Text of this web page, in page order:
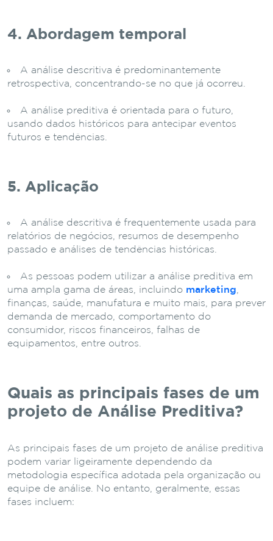
4. Abordagem temporal
A análise descritiva é predominantemente
retrospectiva, concentrando-se no que já ocorreu.
A análise preditiva é orientada para o futuro,
usando dados históricos para antecipar eventos
futuros e tendências.
5. Aplicação
A análise descritiva é frequentemente usada para
relatórios de negócios, resumos de desempenho
passado e análises de tendências históricas.
As pessoas podem utilizar a análise preditiva em
uma ampla gama de áreas, incluindo marketing
finanças, saúde, manufatura e muito mais, para prever
demanda de mercado, comportamento do
consumidor, riscos financeiros, falhas de
equipamentos, entre outros.
Quais as principais fases de um
projeto de Análise Preditiva?
As principais fases de um projeto de análise preditiva
podem variar ligeiramente dependendo da
metodologia específica adotada pela organização ou
equipe de análise. No entanto, geralmente, essas
fases incluem: